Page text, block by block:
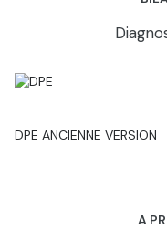
DPE ANCIENNE VERSION
A